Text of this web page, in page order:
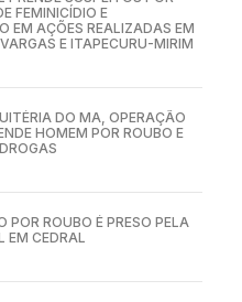
FEMINICÍDIO E
EM AÇÕES REALIZADAS EM
E ITAPECURU-MIRIM
DO MA, OPERAÇÃO
HOMEM POR ROUBO E
POR ROUBO É PRESO PELA
EM CEDRAL